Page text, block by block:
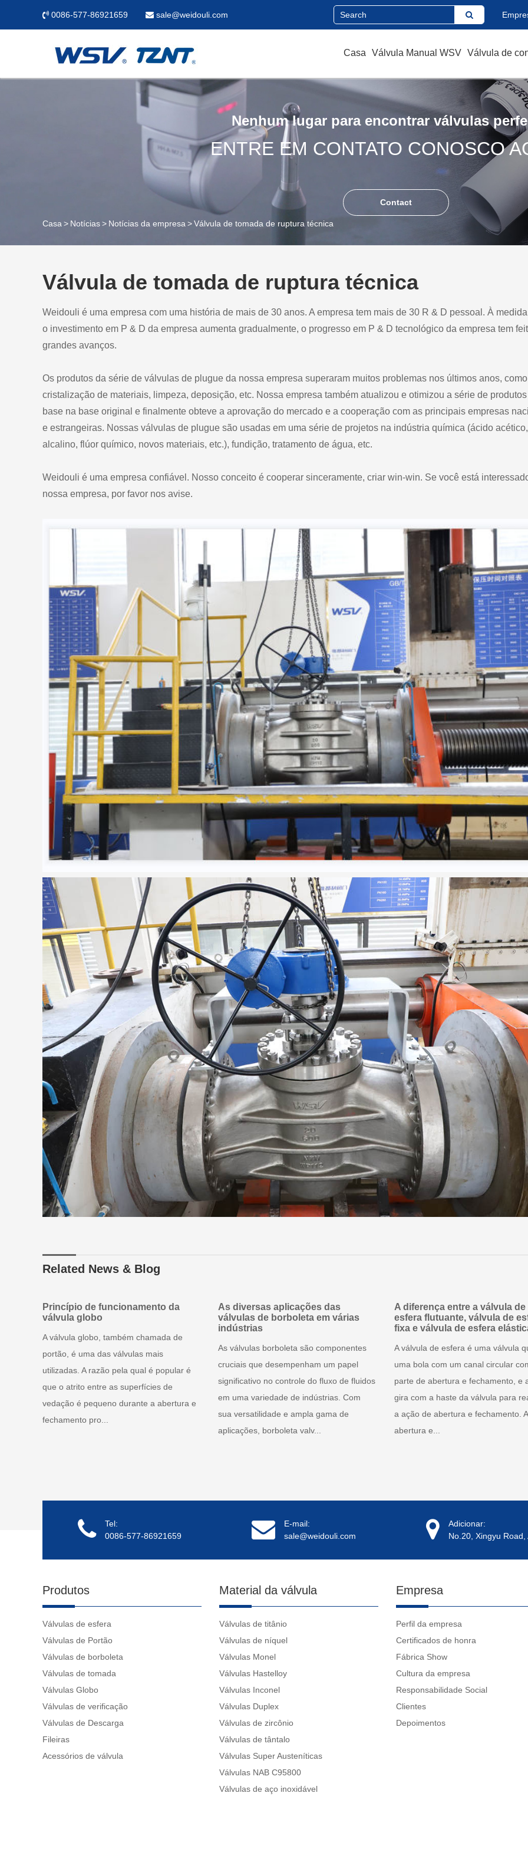
0086-577-86921659 sale@weidouli.com
Casa Válvula Manual WSV Válvula de
Nenhum lugar para encontrar válvulas
ENTRE EM CONTATO CONOSCO
Contact
Casa Notícias Notícias da empresa Válvula de tomada de ruptura técnica
Válvula de tomada de ruptura técnica
Weidouli é uma empresa com uma história de mais de 30 anos. A empresa tem mais de 30 R & D pessoal. À
o investimento em P & D da empresa aumenta gradualmente, o progresso em P & D tecnológico da empresa tem
grandes avanços.
Os produtos da série de válvulas de plugue da nossa empresa superaram muitos problemas nos últimos anos, como
cristalização de materiais, limpeza, deposição, etc. Nossa empresa também atualizou e otimizou a série de
base na base original e finalmente obteve a aprovação do mercado e a cooperação com as principais empresas
e estrangeiras. Nossas válvulas de plugue são usadas em uma série de projetos na indústria química (ácido
alcalino, flúor químico, novos materiais, etc.), fundição, tratamento de água, etc.
Weidouli é uma empresa confiável. Nosso conceito é cooperar sinceramente, criar win-win. Se você está
nossa empresa, por favor nos avise.
Related News & Blog
Princípio de funcionamento da
válvula globo
A válvula globo, também chamada de
portão, é uma das válvulas mais
utilizadas. A razão pela qual é popular é
que o atrito entre as superfícies de
vedação é pequeno durante a abertura e
fechamento pro...
As diversas aplicações das
válvulas de borboleta em várias
indústrias
As válvulas borboleta são componentes
cruciais que desempenham um papel
significativo no controle do fluxo de fluidos
em uma variedade de indústrias. Com
sua versatilidade e ampla gama de
aplicações, borboleta valv...
A diferença entre a válvula de
esfera flutuante, válvula de
fixa e válvula de esfera
A válvula de esfera é uma válvula
uma bola com um canal circular
parte de abertura e fechamento, e
gira com a haste da válvula para
a ação de abertura e fechamento. A
abertura e...
Tel:
0086-577-86921659
E-mail:
sale@weidouli.com
Adicionar:
No.20, Xingyu
Produtos
Válvulas de esfera
Válvulas de Portão
Válvulas de borboleta
Válvulas de tomada
Válvulas Globo
Válvulas de verificação
Válvulas de Descarga
Fileiras
Acessórios de válvula
Material da válvula
Válvulas de titânio
Válvulas de níquel
Válvulas Monel
Válvulas Hastelloy
Válvulas Inconel
Válvulas Duplex
Válvulas de zircônio
Válvulas de tântalo
Válvulas Super Austeníticas
Válvulas NAB C95800
Válvulas de aço inoxidável
Empresa
Perfil da empresa
Certificados de honra
Fábrica Show
Cultura da empresa
Responsabilidade Social
Clientes
Depoimentos